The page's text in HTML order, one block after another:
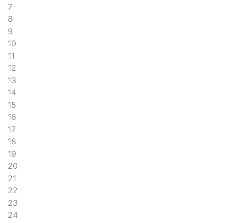
7
8
9
10
11
12
13
14
15
16
17
18
19
20
21
22
23
24